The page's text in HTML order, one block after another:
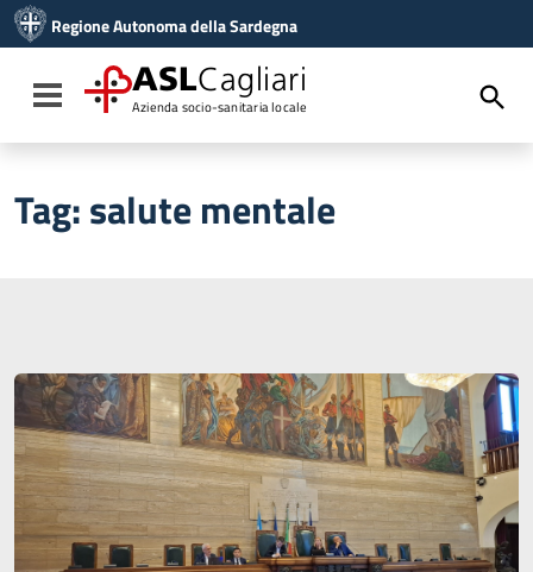
Vai al menu di navigazione
Vai al footer
Regione Autonoma della Sardegna
Toggle navigation
ASLCagliari
Azienda socio-sanitaria locale
Tag:salute mentale